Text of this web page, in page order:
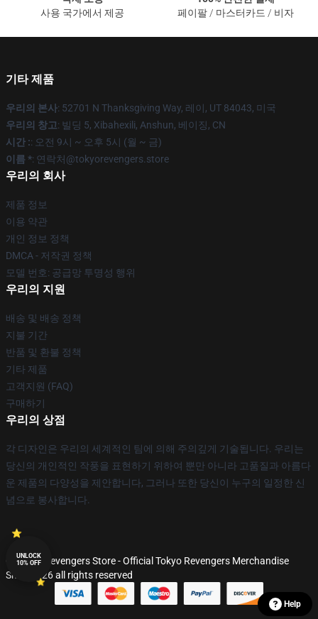
사용 국가에서 제공
페이팔 / 마스터카드 / 비자
기타 제품
우리의 본사: 52701 N Thanksgiving Way, 레이, UT 84043, 미국
우리의 창고: 빌딩 5, Xibahexili, Anshun, 베이징, CN
시간 :: 오전 9시 ~ 오후 5시 (월 ~ 금)
이름 *: 연락처@tokyorevengers.store
우리의 회사
제품 정보
이용 약관
개인 정보 정책
DMCA - 저작권 정책
모델 번호: 공급망 투명성 행위
우리의 지원
배송 및 배송 정책
지불 기간
반품 및 환불 정책
기타 제품
고객지원 (FAQ)
구매하기
우리의 상점
각 디자인은 우리의 세계적인 팀에 의해 주의깊게 기술됩니다. 우리는
당신의 개인적인 작풍을 표현하기 위하여 뿐만 아니라 고품질과 아름다
운 제품의 다양성을 제안합니다, 그러나 또한 당신이 누구의 일정한 신
념으로 봉사합니다.
© Tokyo Revengers Store - Official Tokyo Revengers Merchandise
Shop 2026 all rights reserved
UNLOCK
10% OFF
Help